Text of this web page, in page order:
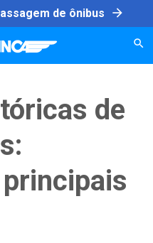
de ônibus arrow_forward
de